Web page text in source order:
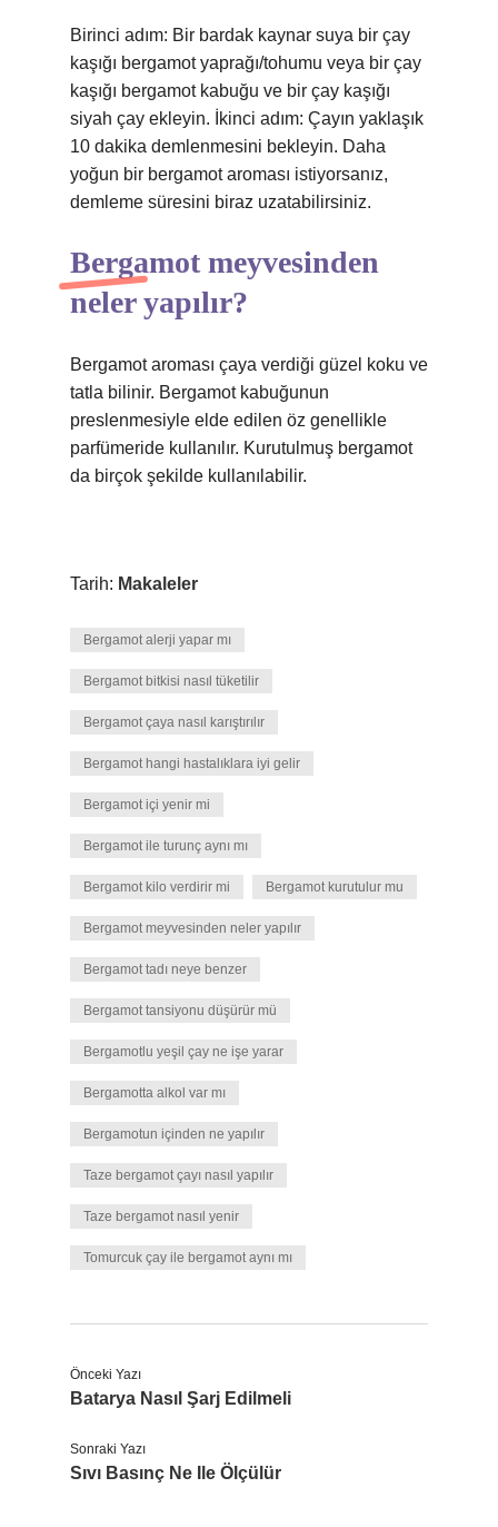
Birinci adım: Bir bardak kaynar suya bir çay
kaşığı bergamot yaprağı/tohumu veya bir çay
kaşığı bergamot kabuğu ve bir çay kaşığı
siyah çay ekleyin. İkinci adım: Çayın yaklaşık
10 dakika demlenmesini bekleyin. Daha
yoğun bir bergamot aroması istiyorsanız,
demleme süresini biraz uzatabilirsiniz.
Bergamot meyvesinden
neler yapılır?
Bergamot aroması çaya verdiği güzel koku ve
tatla bilinir. Bergamot kabuğunun
preslenmesiyle elde edilen öz genellikle
parfümeride kullanılır. Kurutulmuş bergamot
da birçok şekilde kullanılabilir.
Tarih: Makaleler
Bergamot alerji yapar mı
Bergamot bitkisi nasıl tüketilir
Bergamot çaya nasıl karıştırılır
Bergamot hangi hastalıklara iyi gelir
Bergamot içi yenir mi
Bergamot ile turunç aynı mı
Bergamot kilo verdirir mi Bergamot kurutulur mu
Bergamot meyvesinden neler yapılır
Bergamot tadı neye benzer
Bergamot tansiyonu düşürür mü
Bergamotlu yeşil çay ne işe yarar
Bergamotta alkol var mı
Bergamotun içinden ne yapılır
Taze bergamot çayı nasıl yapılır
Taze bergamot nasıl yenir
Tomurcuk çay ile bergamot aynı mı
Önceki Yazı
Batarya Nasıl Şarj Edilmeli
Sonraki Yazı
Sıvı Basınç Ne Ile Ölçülür